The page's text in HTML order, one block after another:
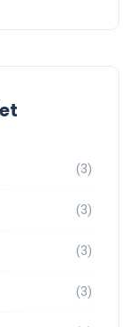
(3)
(3)
(3)
(3)